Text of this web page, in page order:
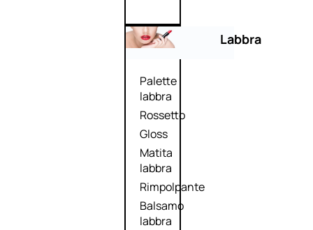
Labbra
Palette
labbra
Rossetto
Gloss
Matita
labbra
Rimpolpante
Balsamo
labbra